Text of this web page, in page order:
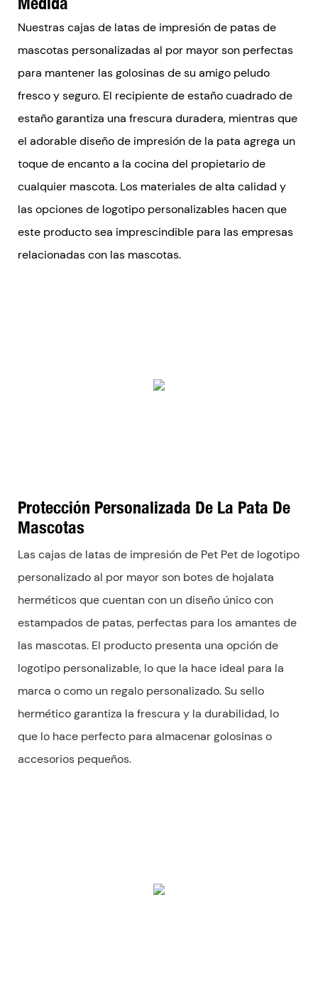
Nuestras cajas de latas de impresión de patas de
mascotas personalizadas al por mayor son perfectas
para mantener las golosinas de su amigo peludo
fresco y seguro. El recipiente de estaño cuadrado de
estaño garantiza una frescura duradera, mientras que
el adorable diseño de impresión de la pata agrega un
toque de encanto a la cocina del propietario de
cualquier mascota. Los materiales de alta calidad y
las opciones de logotipo personalizables hacen que
este producto sea imprescindible para las empresas
relacionadas con las mascotas.
Protección Personalizada De La Pata De
Mascotas
Las cajas de latas de impresión de Pet Pet de logotipo
personalizado al por mayor son botes de hojalata
herméticos que cuentan con un diseño único con
estampados de patas, perfectas para los amantes de
las mascotas. El producto presenta una opción de
logotipo personalizable, lo que la hace ideal para la
marca o como un regalo personalizado. Su sello
hermético garantiza la frescura y la durabilidad, lo
que lo hace perfecto para almacenar golosinas o
accesorios pequeños.